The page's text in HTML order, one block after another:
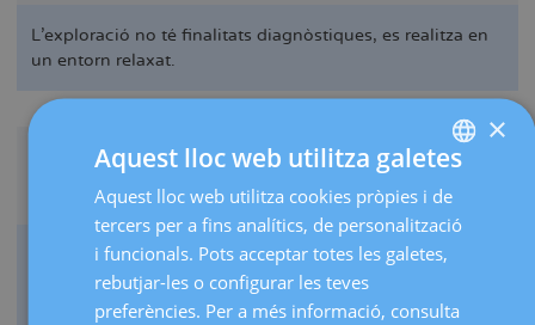
L’exploració no té finalitats diagnòstiques, es realitza en
un entorn relaxat.
Podràs venir acompanyada i compartir l’experiència amb
qui tu vulguis, ja que ara l’oferim en directe per
videoconferència a la qual es podran connectar.
SPANISH
CATALÀ
FRENCH
×
Aquest lloc web utilitza galetes
Aquest lloc web utilitza cookies pròpies i de
tercers per a fins analítics, de personalització
i funcionals. Pots acceptar totes les galetes,
rebutjar-les o configurar les teves
preferències. Per a més informació, consulta